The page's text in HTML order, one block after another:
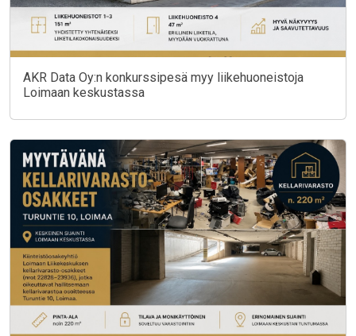
AKR Data Oy:n konkurssipesä myy liikehuoneistoja
Loimaan keskustassa